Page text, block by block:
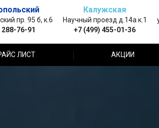
пр. 95 б, к.6
288-76-91
Калужская
Научный проезд д.14а к.1
+7 (499) 455-01-36
ЛИСТ АКЦИИ